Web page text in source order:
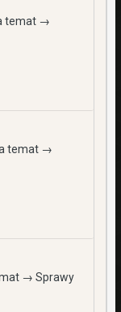
temat →
temat →
→ Sprawy